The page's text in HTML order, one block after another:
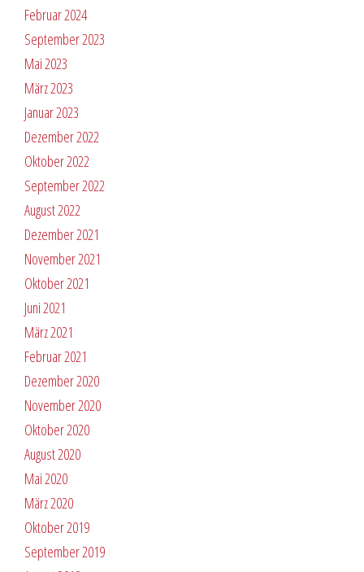
Februar 2024
September 2023
Mai 2023
März 2023
Januar 2023
Dezember 2022
Oktober 2022
September 2022
August 2022
Dezember 2021
November 2021
Oktober 2021
Juni 2021
März 2021
Februar 2021
Dezember 2020
November 2020
Oktober 2020
August 2020
Mai 2020
März 2020
Oktober 2019
September 2019